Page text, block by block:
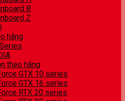
B
Z
hãng
theo hãng
GTX 10 series
GTX 16 series
RTX 20 series